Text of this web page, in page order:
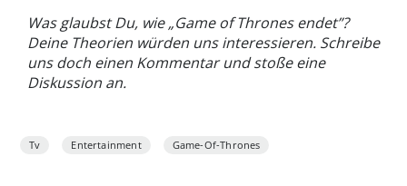
Was glaubst Du, wie „Game of Thrones endet”?
Deine Theorien würden uns interessieren. Schreibe
uns doch einen Kommentar und stoße eine
Diskussion an.
Tv Entertainment Game-Of-Thrones